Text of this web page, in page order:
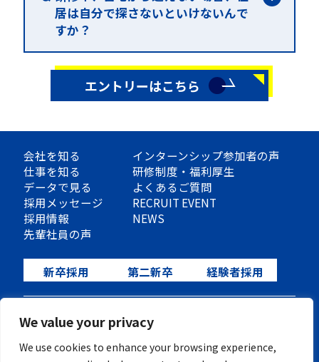
We value your privacy
We use cookies to enhance your browsing experience,
その際に希望を言ってもらい、その希望
と適性を鑑みて正式配属先が決定しま
居は自分で探さないといけないんで
すか？
入社後はJR内房線の袖ケ浦駅又は長浦駅
付近の住居を手配致します。その部屋で
の費用は水道光熱費のみ自己負担となり
も、会社にて住居を手配をしますので、
負担は上記と同じです。入社後は「家具
家家電付き」の物件に、ご入居頂きま
す。
エントリーはこちら
先輩社員の声
データで見る
研修制度・福利厚生
RECRUIT EVENT
会社を知る
採用メッセージ
採用情報
NEWS
仕事を知る
インターンシップ参加者の声
よくあるご質問
新卒採用 第二新卒 経験者採用